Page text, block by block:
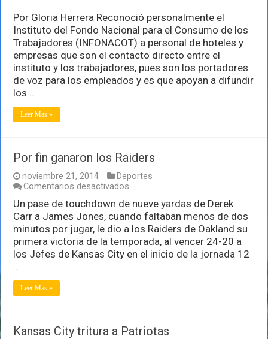
de
RH
y
administrativos
recomiendan
afiliarse
Fonacot
Por Gloria Herrera Reconoció personalmente el
Instituto del Fondo Nacional para el Consumo de los
Trabajadores (INFONACOT) a personal de hoteles y
empresas que son el contacto directo entre el
instituto y los trabajadores, pues son los portadores
de voz para los empleados y es que apoyan a difundir
los …
Leer Mas »
Por fin ganaron los Raiders
noviembre 21, 2014
Deportes
Comentarios desactivados
fin
ganaron
los
Raiders
Un pase de touchdown de nueve yardas de Derek
Carr a James Jones, cuando faltaban menos de dos
minutos por jugar, le dio a los Raiders de Oakland su
primera victoria de la temporada, al vencer 24-20 a
los Jefes de Kansas City en el inicio de la jornada 12
…
Leer Mas »
Kansas City tritura a Patriotas